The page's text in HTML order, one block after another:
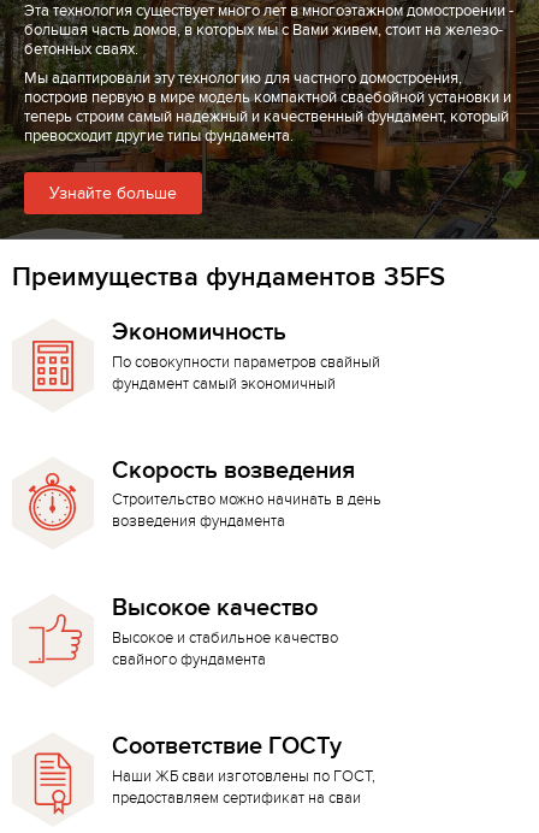
Эта технология существует много лет в многоэтажном домостроении -
большая часть домов, в которых мы с Вами живем, стоит на железо-
бетонных сваях.
Мы адаптировали эту технологию для частного домостроения,
построив первую в мире модель компактной сваебойной установки и
теперь строим самый надежный и качественный фундамент, который
превосходит другие типы фундамента.
Узнайте больше
Преимущества фундаментов 35FS
Экономичность
По совокупности параметров свайный
фундамент самый экономичный
Скорость возведения
Строительство можно начинать в день
возведения фундамента
Высокое качество
Высокое и стабильное качество
свайного фундамента
Соответствие ГОСТу
Наши ЖБ сваи изготовлены по ГОСТ,
предоставляем сертификат на сваи